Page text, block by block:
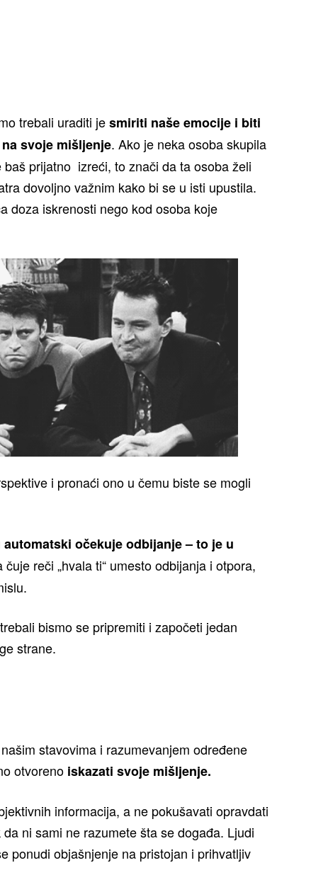
trebali uraditi jesmiriti naše emocije i biti
svoje mišljenje. Ako je neka osoba skupila
prijatno izreći, to znači da ta osoba želi
dovoljno važnim kako bi se u isti upustila.
doza iskrenosti nego kod osoba koje
i pronaći ono u čemu biste se mogli
očekuje odbijanje – to je u
reči „hvala ti“ umesto odbijanja i otpora,
bismo se pripremiti i započeti jedan
strane.
stavovima i razumevanjem određene
otvoreno iskazati svoje mišljenje.
informacija, a ne pokušavati opravdati
ni sami ne razumete šta se događa. Ljudi
ponudi objašnjenje na pristojan i prihvatljiv